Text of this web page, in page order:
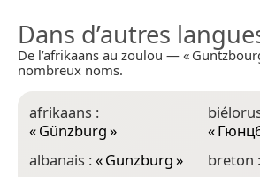
Dans d’autres
De l’afrikaans au zoulou — «
nombreux noms.
afrikaans :
«Günzburg»
albanais :«Gunzburg»
«
breton :